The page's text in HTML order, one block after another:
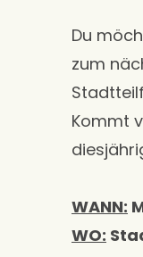
Du
zum
Kommt
WANN:
WO: